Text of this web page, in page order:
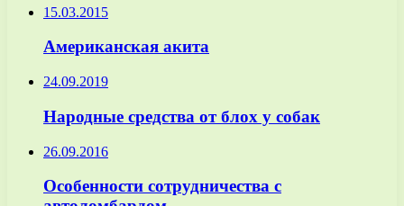
15.03.2015
Американская акита
24.09.2019
Народные средства от блох у собак
26.09.2016
Особенности сотрудничества с